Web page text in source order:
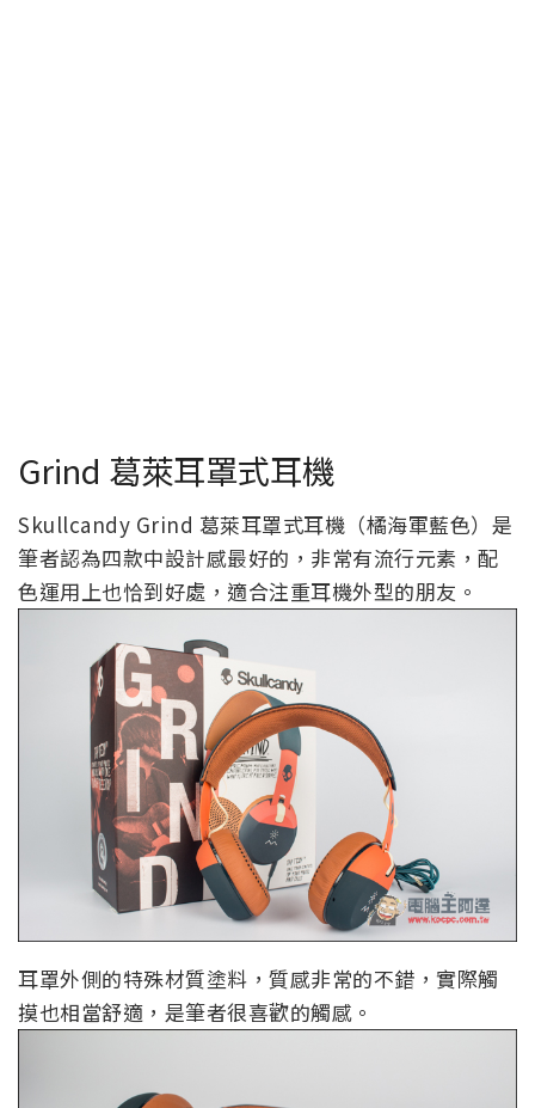
Grind 葛萊耳罩式耳機
Skullcandy Grind 葛萊耳罩式耳機（橘海軍藍色）是
筆者認為四款中設計感最好的，非常有流行元素，配
色運用上也恰到好處，適合注重耳機外型的朋友。
耳罩外側的特殊材質塗料，質感非常的不錯，實際觸
摸也相當舒適，是筆者很喜歡的觸感。